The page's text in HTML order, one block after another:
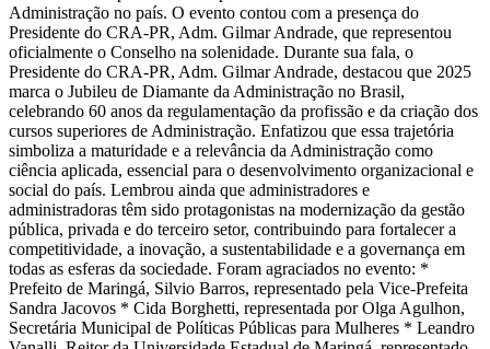
Administração no país. O evento contou com a presença do
Presidente do CRA-PR, Adm. Gilmar Andrade, que representou
oficialmente o Conselho na solenidade. Durante sua fala, o
Presidente do CRA-PR, Adm. Gilmar Andrade, destacou que 2025
marca o Jubileu de Diamante da Administração no Brasil,
celebrando 60 anos da regulamentação da profissão e da criação dos
cursos superiores de Administração. Enfatizou que essa trajetória
simboliza a maturidade e a relevância da Administração como
ciência aplicada, essencial para o desenvolvimento organizacional e
social do país. Lembrou ainda que administradores e
administradoras têm sido protagonistas na modernização da gestão
pública, privada e do terceiro setor, contribuindo para fortalecer a
competitividade, a inovação, a sustentabilidade e a governança em
todas as esferas da sociedade. Foram agraciados no evento: *
Prefeito de Maringá, Silvio Barros, representado pela Vice-Prefeita
Sandra Jacovos * Cida Borghetti, representada por Olga Agulhon,
Secretária Municipal de Políticas Públicas para Mulheres * Leandro